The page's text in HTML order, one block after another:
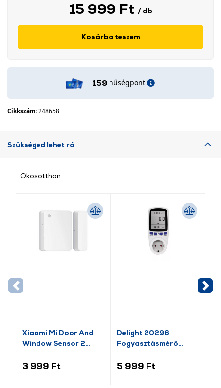
15 999 Ft / db
Kosárba teszem
159 hűségpont
Cikkszám:248658
Szükséged lehet rá
Okosotthon
Xiaomi Mi Door And
Window Sensor 2
3 999 Ft
Delight 20296
Fogyasztásmérő
funkcióval
5 999 Ft